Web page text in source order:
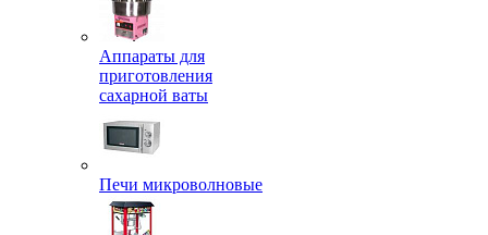
Аппараты для
приготовления
сахарной ваты
Печи микроволновые